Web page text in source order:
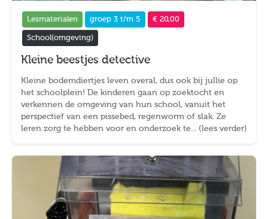
Lesmaterialen groep 3 t/m 5 € 20,00
School(omgeving)
Kleine beestjes detective
Kleine bodemdiertjes leven overal, dus ook bij jullie op
het schoolplein! De kinderen gaan op zoektocht en
verkennen de omgeving van hun school, vanuit het
perspectief van een pissebed, regenworm of slak. Ze
leren zorg te hebben voor en onderzoek te... (lees verder)